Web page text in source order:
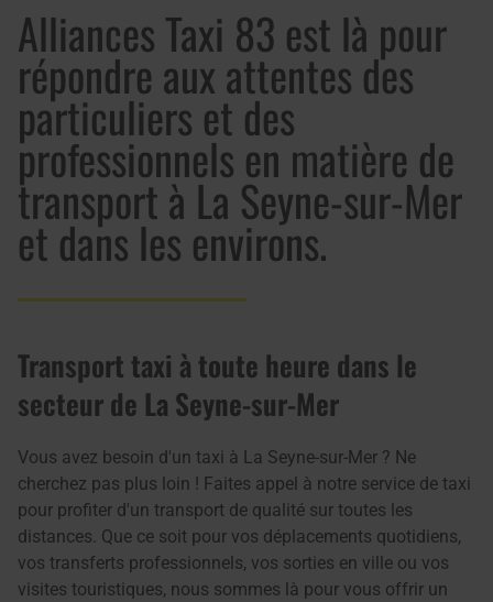
Alliances Taxi 83 est là pour
répondre aux attentes des
particuliers et des
professionnels en matière de
transport à La Seyne-sur-Mer
et dans les environs.
Transport taxi à toute heure dans le
secteur de La Seyne-sur-Mer
Vous avez besoin d'un taxi à La Seyne-sur-Mer ? Ne
cherchez pas plus loin ! Faites appel à notre service de taxi
pour profiter d'un transport de qualité sur toutes les
distances. Que ce soit pour vos déplacements quotidiens,
vos transferts professionnels, vos sorties en ville ou vos
visites touristiques, nous sommes là pour vous offrir un